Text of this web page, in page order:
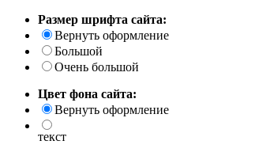
Размер шрифта сайта:
Вернуть оформление
Большой
Очень большой
Цвет фона сайта:
Вернуть оформление
текст